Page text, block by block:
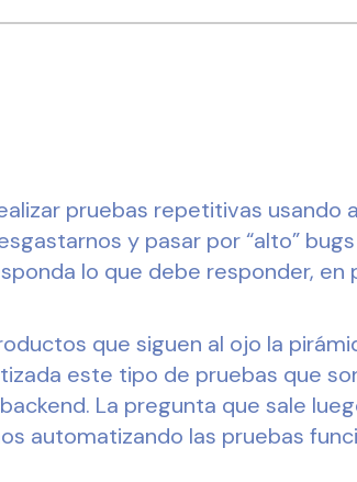
pruebas repetitivas usando
y pasar por “alto”
lo que debe responder, en
que siguen al ojo la
este tipo de pruebas que
La pregunta que sale
automatizando las pruebas